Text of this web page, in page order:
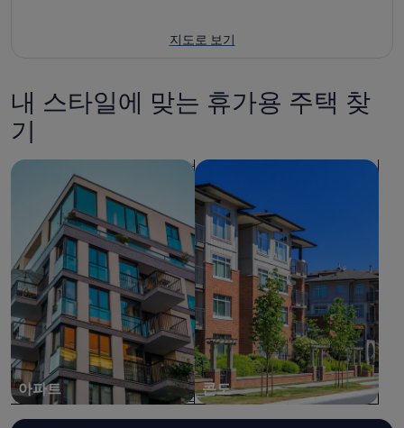
지도로 보기
내 스타일에 맞는 휴가용 주택 찾
기
아파트
아파트 검색
콘도
콘도 검색